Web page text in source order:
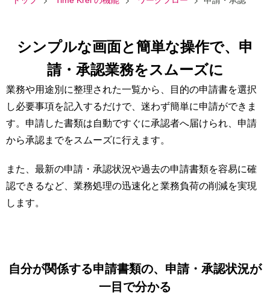
シンプルな画面と簡単な操作で、申
請・承認業務をスムーズに
業務や用途別に整理された一覧から、目的の申請書を選択
し必要事項を記入するだけで、迷わず簡単に申請ができま
す。申請した書類は自動ですぐに承認者へ届けられ、申請
から承認までをスムーズに行えます。
また、最新の申請・承認状況や過去の申請書類を容易に確
認できるなど、業務処理の迅速化と業務負荷の削減を実現
します。
自分が関係する申請書類の、申請・承認状況が
一目で分かる